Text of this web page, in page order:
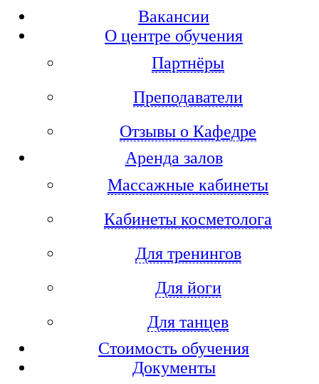
Вакансии
О центре обучения
Партнёры
Преподаватели
Отзывы о Кафедре
Аренда залов
Массажные кабинеты
Кабинеты косметолога
Для тренингов
Для йоги
Для танцев
Стоимость обучения
Документы